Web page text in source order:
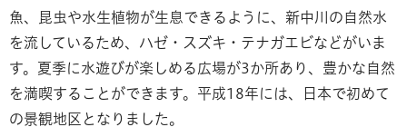
魚、昆虫や水生植物が生息できるように、新中川の自然水
を流しているため、ハゼ・スズキ・テナガエビなどがいま
す。夏季に水遊びが楽しめる広場が3か所あり、豊かな自然
を満喫することができます。平成18年には、日本で初めて
の景観地区となりました。